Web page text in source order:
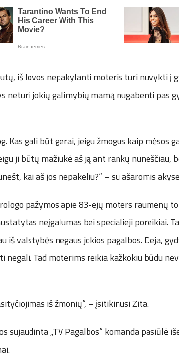
iš lovos nepakylanti moteris turi nuvykti į
neturi jokių galimybių mamą nugabenti pas
Kas gali būt gerai, jeigu žmogus kaip mėsos
ji būtų mažiukė aš ją ant rankų nuneščiau,
kai aš jos nepakeliu?“ – su ašaromis
pažymos apie 83-ejų moters raumenų
neįgalumas bei specialieji poreikiai.
iš valstybės negaus jokios pagalbos. Deja,
negali. Tad moterims reikia kažkokiu būdu
iš žmonių“, – įsitikinusi Zita.
sujaudinta „TV Pagalbos“ komanda pasiūlė